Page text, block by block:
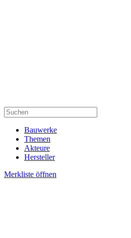
Bauwerke
Themen
Akteure
Hersteller
Merkliste öffnen